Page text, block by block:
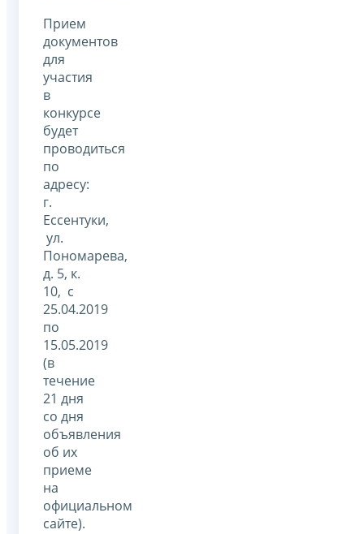
Прием
документов
для
участия
в
конкурсе
будет
проводиться
по
адресу:
г.
Ессентуки,
ул.
Пономарева,
д. 5, к.
10, с
25.04.2019
по
15.05.2019
(в
течение
21 дня
со дня
объявления
об их
приеме
на
официальном
сайте).